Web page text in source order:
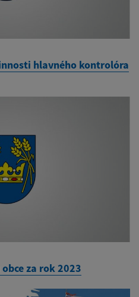
hlavného kontrolóra
za rok 2023